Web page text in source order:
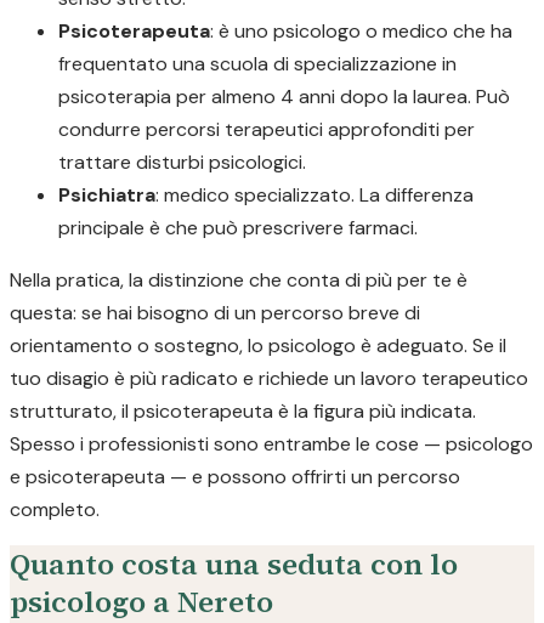
Psicoterapeuta: è uno psicologo o medico che ha
frequentato una scuola di specializzazione in
psicoterapia per almeno 4 anni dopo la laurea. Può
condurre percorsi terapeutici approfonditi per
trattare disturbi psicologici.
Psichiatra: medico specializzato. La differenza
principale è che può prescrivere farmaci.
Nella pratica, la distinzione che conta di più per te è
questa: se hai bisogno di un percorso breve di
orientamento o sostegno, lo psicologo è adeguato. Se il
tuo disagio è più radicato e richiede un lavoro terapeutico
strutturato, il psicoterapeuta è la figura più indicata.
Spesso i professionisti sono entrambe le cose — psicologo
e psicoterapeuta — e possono offrirti un percorso
completo.
Quanto costa una seduta con lo
psicologo a Nereto